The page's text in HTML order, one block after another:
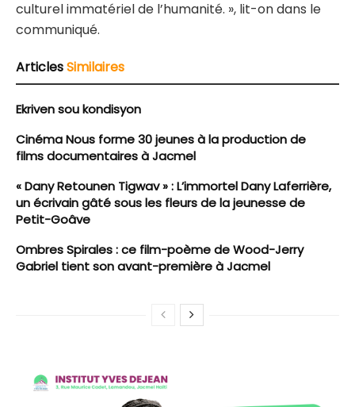
culturel immatériel de l’humanité. », lit-on dans le
communiqué.
ArticlesSimilaires
Ekriven sou kondisyon
Cinéma Nous forme 30 jeunes à la production de
films documentaires à Jacmel
« Dany Retounen Tigwav » : L’immortel Dany Laferrière,
un écrivain gâté sous les fleurs de la jeunesse de
Petit-Goâve
Ombres Spirales : ce film-poème de Wood-Jerry
Gabriel tient son avant-première à Jacmel